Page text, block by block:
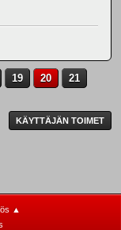
19 20
21
KÄYTTÄJÄN TOIMET
▲